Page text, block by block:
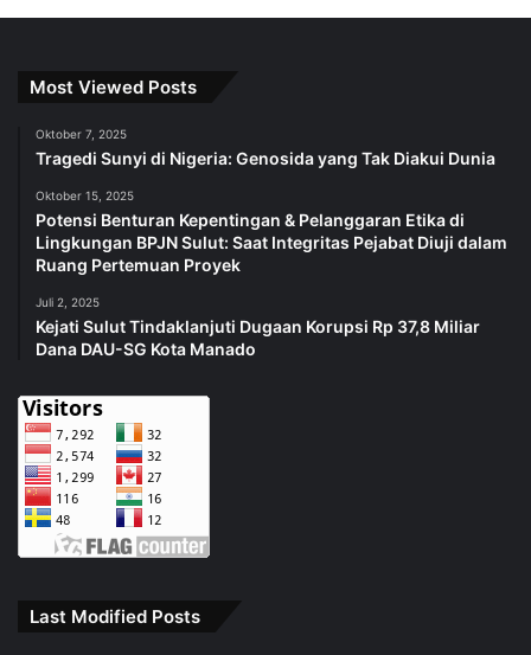
Most Viewed Posts
Oktober 7, 2025
Tragedi Sunyi di Nigeria: Genosida yang Tak Diakui Dunia
Oktober 15, 2025
Potensi Benturan Kepentingan & Pelanggaran Etika di
Lingkungan BPJN Sulut: Saat Integritas Pejabat Diuji dalam
Ruang Pertemuan Proyek
Juli 2, 2025
Kejati Sulut Tindaklanjuti Dugaan Korupsi Rp 37,8 Miliar
Dana DAU-SG Kota Manado
Last Modified Posts